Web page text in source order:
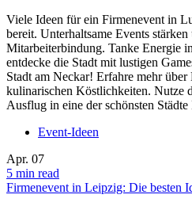
Viele Ideen für ein Firmenevent in
bereit. Unterhaltsame Events
Mitarbeiterbindung. Tanke Energie
entdecke die Stadt mit lustigen
Stadt am Neckar! Erfahre mehr
kulinarischen Köstlichkeiten. Nutze
Ausflug in eine der schönsten Städte
Event-Ideen
Apr. 07
5 min read
Firmenevent in Leipzig: Die besten